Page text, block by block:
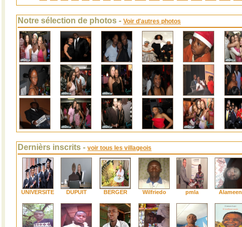
Notre sélection de photos - Voir d'autres photos
Dernièrs inscrits - voir tous les villageois
UNIVERSITE DUPUIT BERGER Wilfriedo pmla Alameen